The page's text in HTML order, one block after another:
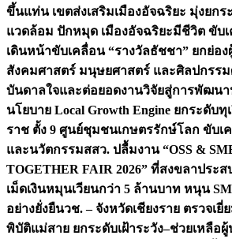
ขึ้นแท่น เขตส่งเสริมเมืองอัจฉริยะ มุ่งยกร
แวดล้อม ปักหมุด เมืองอัจฉริยะมีชีวิต ขับ
เดินหน้าขับเคลื่อน “รางวัลธัชชา” ยกย่อ
สังคมศาสตร์ มนุษยศาสตร์ และศิลปกรรม
บันดาลใจและต่อยอดงานวิจัยสู่การพัฒนา
นโยบาย Local Growth Engine ยกระดับ
ราช ตั้ง 9 ศูนย์ชุมชนเกษตรรักษ์โลก ขับเ
และนวัตกรรมสสว. ปลื้มงาน “OSS &
TOGETHER FAIR 2026” ที่สงขลาประส
เม็ดเงินหมุนเวียนกว่า 5 ล้านบาท หนุน
อย่างยั่งยืนวช. – จังหวัดเชียงราย ตรวจเ
พิบัติแม่สาย ยกระดับเฝ้าระวัง–ช่วยเหลือ